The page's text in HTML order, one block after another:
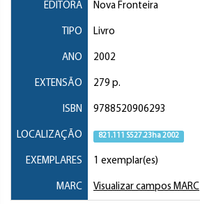
EDITORA Nova Fronteira
TIPO Livro
ANO 2002
EXTENSÃO 279 p.
ISBN 9788520906293
LOCALIZAÇÃO 821.111 S527.23ha 2002
EXEMPLARES 1 exemplar(es)
MARC Visualizar campos MARC